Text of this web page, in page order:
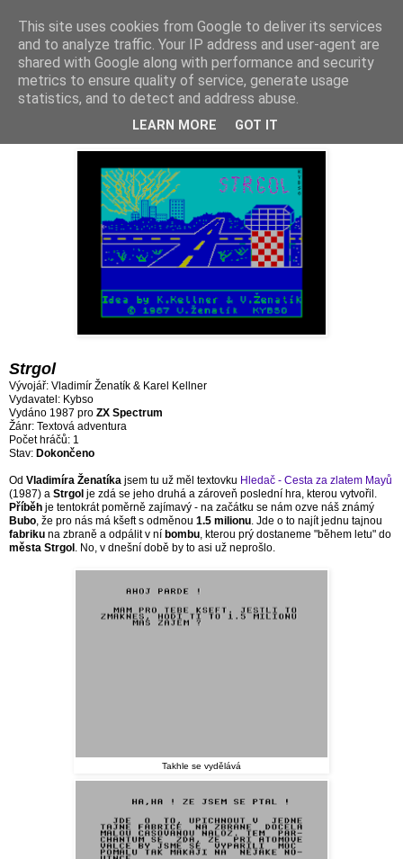
úterý 9. ledna 2018
Hra 152: Strgol (1987)
Strgol
Vývojář: Vladimír Ženatík & Karel Kellner
Vydavatel: Kybso
Vydáno 1987 pro ZX Spectrum
Žánr: Textová adventura
Počet hráčů: 1
Stav: Dokončeno
Od Vladimíra Ženatíka jsem tu už měl textovku Hledač - Cesta za zlatem Mayů
(1987) a Strgol je zdá se jeho druhá a zároveň poslední hra, kterou vytvořil.
Příběh je tentokrát poměrně zajímavý - na začátku se nám ozve náš známý
Bubo, že pro nás má kšeft s odměnou 1.5 milionu. Jde o to najít jednu tajnou
fabriku na zbraně a odpálit v ní bombu, kterou prý dostaneme "během letu" do
města Strgol . No, v dnešní době by to asi už neprošlo.
Takhle se vydělává
This site uses cookies from Google to deliver its services
and to analyze traffic. Your IP address and user-agent are
shared with Google along with performance and security
metrics to ensure quality of service, generate usage
statistics, and to detect and address abuse.
LEARN MORE GOT IT